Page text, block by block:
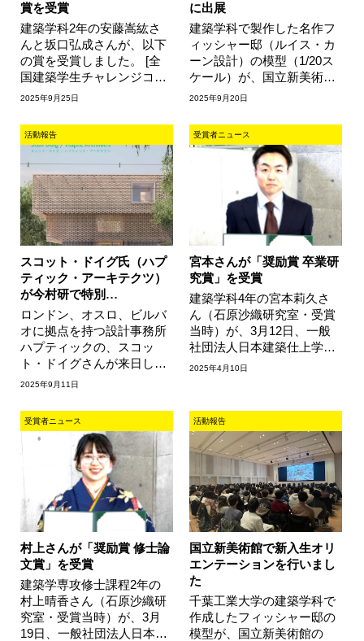
賞を受賞
建築学科2年の安藤嵩紘さ
んと坂口弘成さんが、以下
の賞を受賞しました。 [全
国建築学生チャレンジコン
ペ〜まだ名もない和の表
weight:…
2025年9月25日
に出展
建築学科で製作した名作フ
ィッシャー邸（ルイス・カ
ーン設計）の模型（1/20ス
ケール）が、国立新美術館
での展示会に続いて、兵庫
る特別展…
2025年9月20日
活動報告
スコット・ドイグ氏（ハプ
ティック・アーキテクツ）
が今村研で特別…
ロンドン、オスロ、ビルバ
オに拠点を持つ設計事務所
ハプティックの、スコッ
ト・ドイグさんが来日し、
9月11日に今村創平研究室
てもらいま…
2025年9月11日
受賞者ニュース
宮本さんが「奨励賞 卒業研
究賞」を受賞
建築学科4年の宮本莉久さ
ん（石原沙織研究室・受賞
当時）が、3月12日、一般
社団法人日本建築仕上学会
より「奨励賞 卒業研究賞」
2025年4月10日
受賞者ニュース
村上さんが「奨励賞 修士論
文賞」を受賞
建築学専攻修士課程2年の
村上晴香さん（石原沙織研
究室・受賞当時）が、3月
19日、一般社団法人日本建
活動報告
国立新美術館で新入生オリ
エンテーションを行いまし
た
千葉工業大学の建築学科で
作成したフィッシャー邸の
模型が、国立新美術館の